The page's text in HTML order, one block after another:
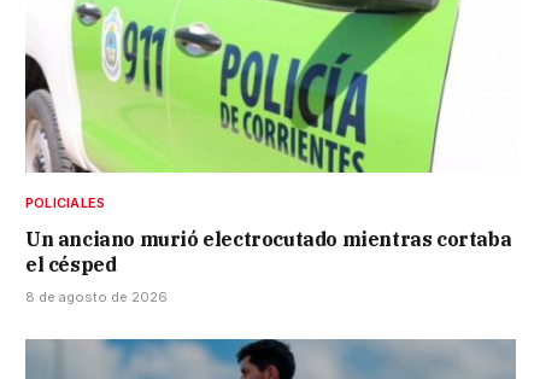
POLICIALES
Un anciano murió electrocutado mientras cortaba
el césped
8 de agosto de 2026